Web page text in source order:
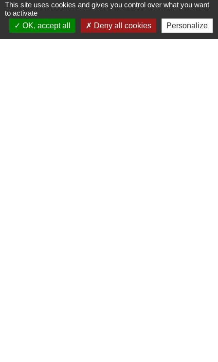
This site uses cookies and gives you control over what you want
to activate
OK, accept all
Deny all cookies Personalize